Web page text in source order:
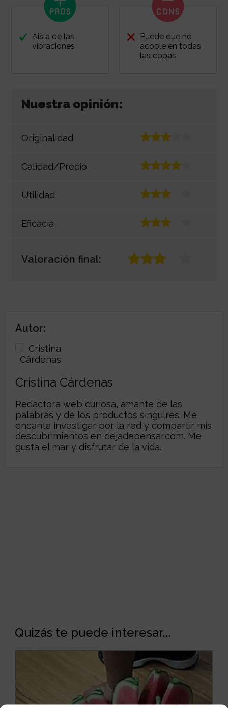
Aisla de las
vibraciones
Puede que no
acople en todas
las copas
Nuestra opinión:
Originalidad
Calidad/Precio
Utilidad
Eficacia
Valoración final:
Autor:
Cristina Cárdenas
Redactora web curiosa, amante de las
palabras y de los productos singulres. Me
encanta investigar por la red y compartir mis
descubrimientos en dejadepensar.com. Me
gusta el mar y disfrutar de la vida.
Quizás te puede interesar...